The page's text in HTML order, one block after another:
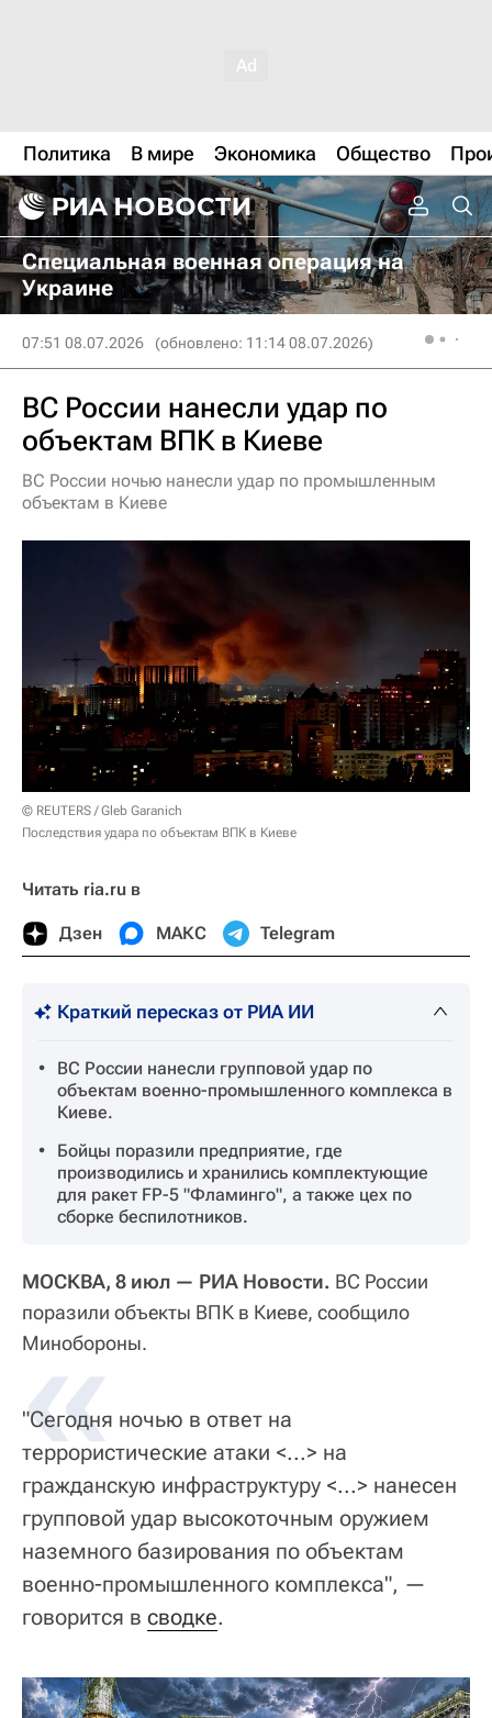
Политика В мире Экономика Общество
Специальная военная операция на
Украине
07:51 08.07.2026 (обновлено: 11:14 08.07.2026)
ВС России нанесли удар по
объектам ВПК в Киеве
ВС России ночью нанесли удар по промышленным
объектам в Киеве
© REUTERS / Gleb Garanich
Последствия удара по объектам ВПК в Киеве
Читать ria.ru в
Дзен МАКС Telegram
Краткий пересказ от РИА ИИ
ВС России нанесли групповой удар по
объектам военно-промышленного комплекса в
Киеве.
Бойцы поразили предприятие, где
производились и хранились комплектующие
для ракет FP-5 "Фламинго", а также цех по
сборке беспилотников.
МОСКВА, 8 июл — РИА Новости. ВС России
поразили объекты ВПК в Киеве, сообщило
Минобороны.
«
"Сегодня ночью в ответ на
террористические атаки <...> на
гражданскую инфраструктуру <...> нанесен
групповой удар высокоточным оружием
наземного базирования по объектам
военно-промышленного комплекса", —
говорится в сводке.